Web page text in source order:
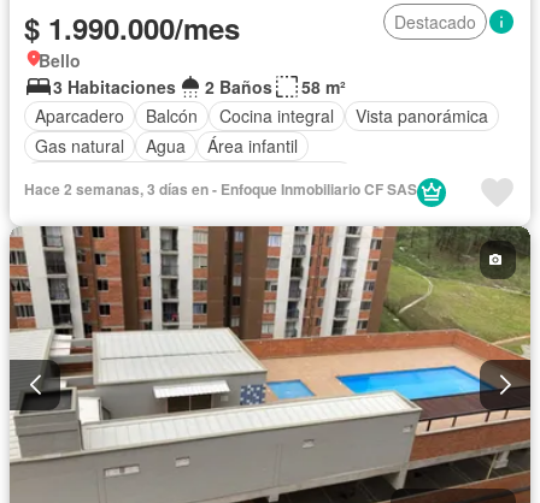
$ 1.990.000/mes
Destacado
Bello
3 Habitaciones
2 Baños
58 m²
Aparcadero
Balcón Cocina integral
Vista panorámica
Gas natural
Agua
Área infantil
Barbecue
Ascensor
Piscina
Seguridad privada Jacuzzi
Permite mascotas
Permite niños
Solo familias
Hace 2 semanas, 3 días en - Enfoque Inmobiliario CF SAS